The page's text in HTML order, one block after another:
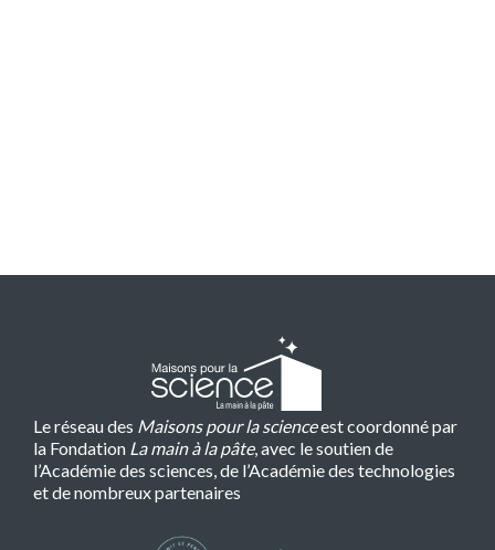
Le réseau des Maisons pour la scienceest coordonné par
la Fondation La main à la pâte, avec le soutien de
l’Académie des sciences, de l’Académie des technologies
et de nombreux partenaires